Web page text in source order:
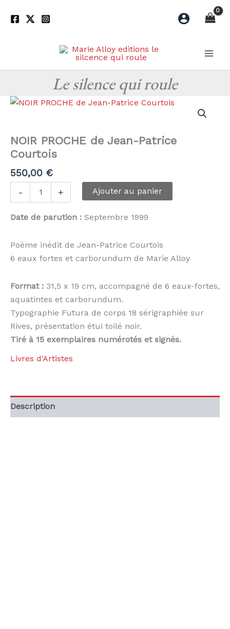
Le silence qui roule
NOIR PROCHE de Jean-Patrice
Courtois
550,00 €
-
PROCHE
Patrice
Courtois
+ Ajouter au panier
Date de parution : Septembre 1999
Poème inédit de Jean-Patrice Courtois
6 eaux fortes et carborundum de Marie Alloy
Format : 31,5 x 19 cm, accompagné de 6 eaux-fortes,
aquatintes et carborundum.
Typographie Futura de corps 18 sérigraphiée sur
Rives, présentation étui toilé noir.
Tiré à 15 exemplaires numérotés et signés.
Livres d'Artistes
Description